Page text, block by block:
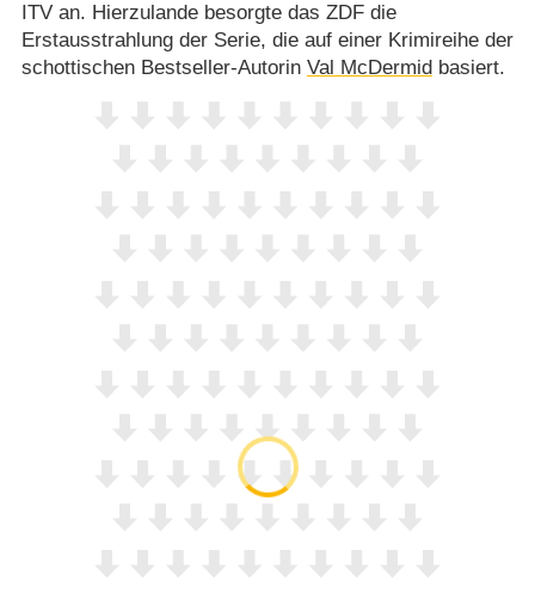
ITV an. Hierzulande besorgte das ZDF die
Erstausstrahlung der Serie, die auf einer Krimireihe der
schottischen Bestseller-Autorin Val McDermid basiert.